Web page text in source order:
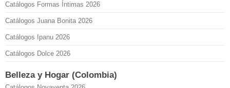
Catálogos Formas Íntimas 2026
Catálogos Juana Bonita 2026
Catálogos Ipanu 2026
Catálogos Dolce 2026
Belleza y Hogar (Colombia)